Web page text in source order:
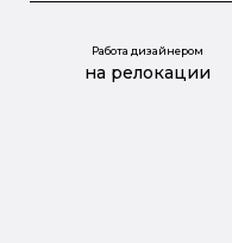
Работа дизайнером
на релокации